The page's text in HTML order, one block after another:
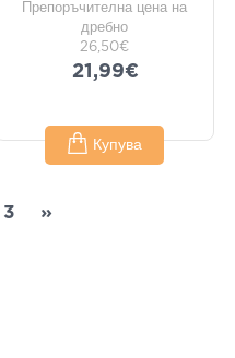
Препоръчителна цена на
дребно
26,50€
21,99€
Купува
3 »